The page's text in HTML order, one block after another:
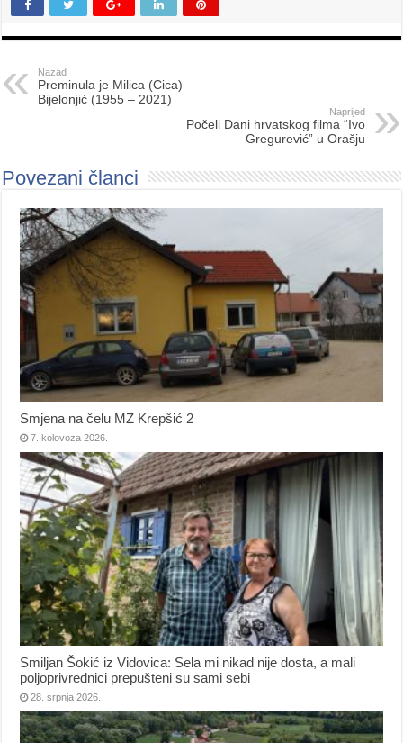
Nazad
Preminula je Milica (Cica)
Bijelonjić (1955 – 2021)
Naprijed
Počeli Dani hrvatskog filma “Ivo
Gregurević” u Orašju
Povezani članci
Smjena na čelu MZ Krepšić 2
7. kolovoza 2026.
Smiljan Šokić iz Vidovica: Sela mi nikad nije dosta, a mali
poljoprivrednici prepušteni su sami sebi
28. srpnja 2026.